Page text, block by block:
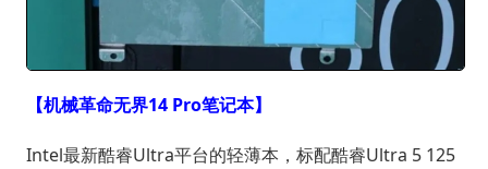
【机械革命无界14 Pro笔记本】
Intel最新酷睿Ultra平台的轻薄本，标配酷睿Ultra 5 125